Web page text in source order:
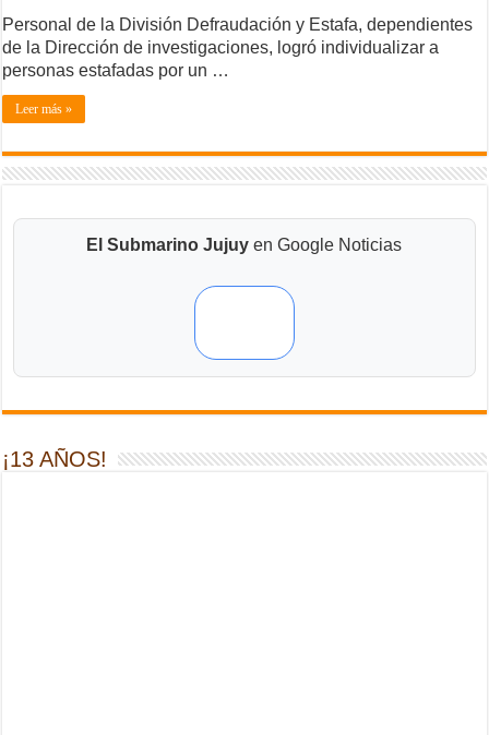
Personal de la División Defraudación y Estafa, dependientes
de la Dirección de investigaciones, logró individualizar a
personas estafadas por un …
Leer más »
El Submarino Jujuy en Google Noticias
¡13 AÑOS!